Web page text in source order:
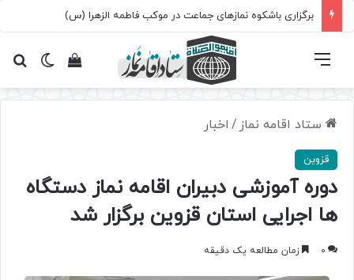
برگزاری باشکوه نمازهای جماعت در موکب فاطمه الزهرا (س)
تغییرمشاهده فهرست
ستاد اقامه نماز / اخبار
قزوین
دوره آموزشی دبیران اقامه نماز دستگاه
ها اجرایی استان قزوین برگزار شد
0 زمان مطالعه یک دقیقه